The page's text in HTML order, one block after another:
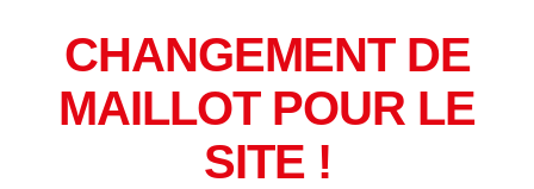
CHANGEMENT DE
MAILLOT POUR LE
SITE !